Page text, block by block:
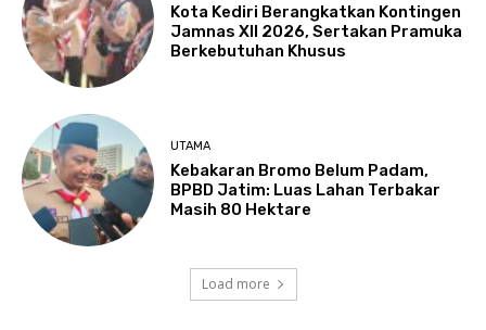
Kota Kediri Berangkatkan Kontingen
Jamnas XII 2026, Sertakan Pramuka
Berkebutuhan Khusus
UTAMA
Kebakaran Bromo Belum Padam,
BPBD Jatim: Luas Lahan Terbakar
Masih 80 Hektare
Load more